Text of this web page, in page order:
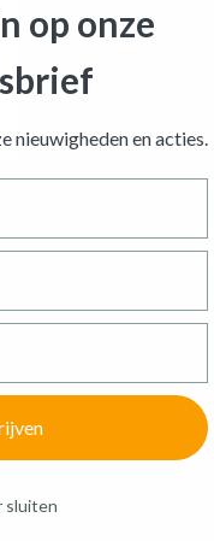
Met.
op onze
nieuwigheden enacties.
sluiten